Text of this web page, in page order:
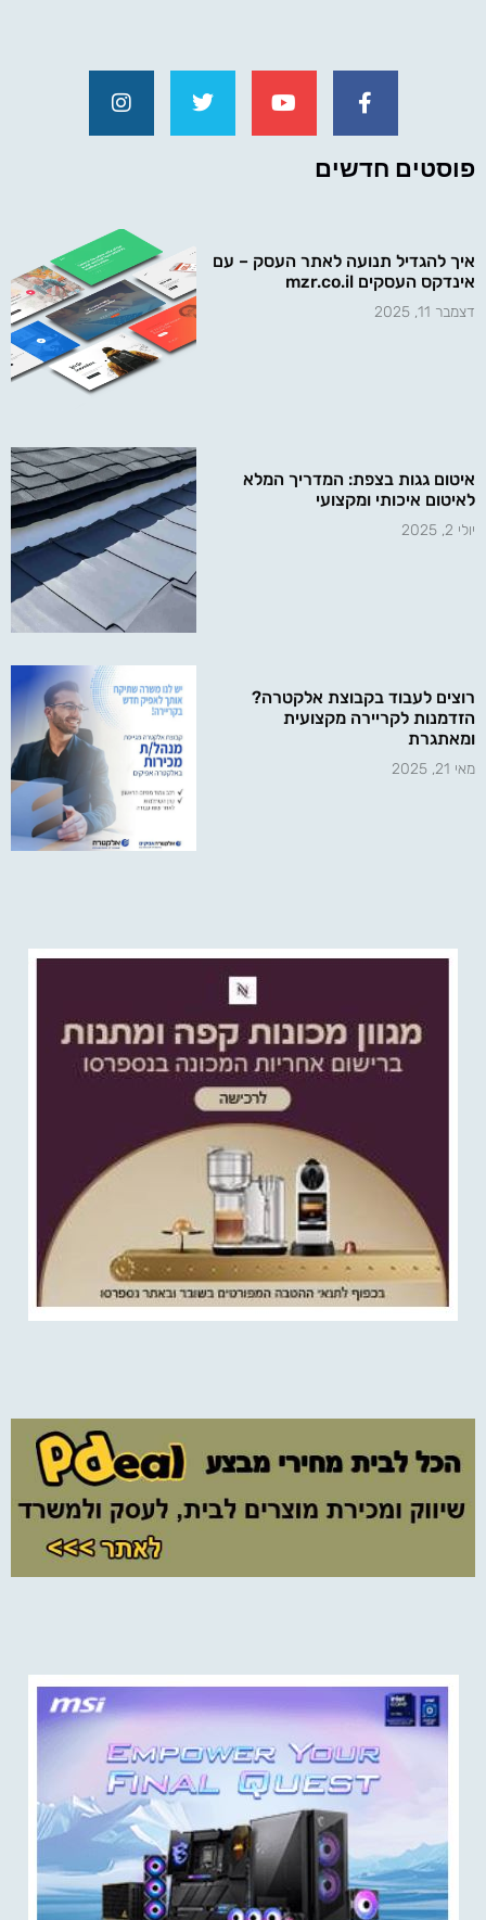
פוסטים חדשים
איך להגדיל תנועה לאתר העסק – עם
אינדקס העסקים mzr.co.il
דצמבר 11, 2025
איטום גגות בצפת: המדריך המלא
לאיטום איכותי ומקצועי
יולי 2, 2025
רוצים לעבוד בקבוצת אלקטרה?
הזדמנות לקריירה מקצועית
ומאתגרת
מאי 21, 2025